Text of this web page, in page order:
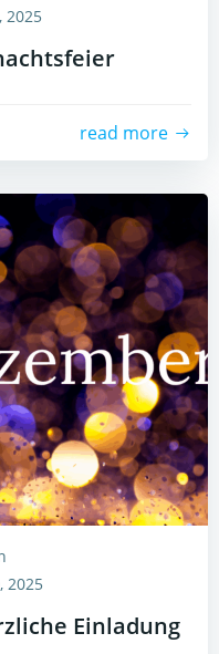
2025
read more
2025
Einladung